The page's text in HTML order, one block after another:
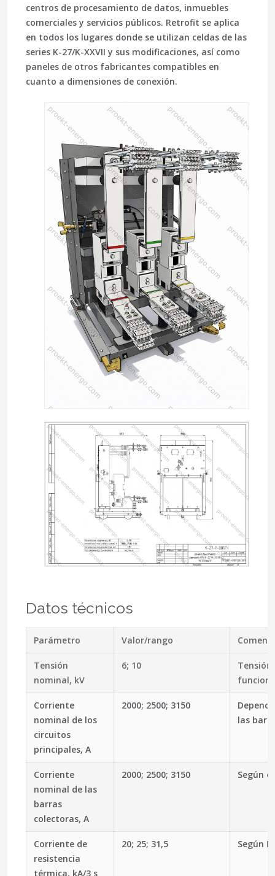
centros de procesamiento de datos, inmuebles
comerciales y servicios públicos. Retrofit se aplica
en todos los lugares donde se utilizan celdas de las
series K-27/K-XXVII y sus modificaciones, así como
paneles de otros fabricantes compatibles en
cuanto a dimensiones de conexión.
Datos técnicos
Parámetro Valor/rango
Tensión
nominal, kV
6; 10
Corriente
nominal de los
circuitos
principales, A
2000; 2500; 3150
las
Corriente
nominal de las
barras
colectoras, A
2000; 2500; 3150 Según
Corriente de
resistencia
térmica, kA/3 s
20; 25; 31,5 Según